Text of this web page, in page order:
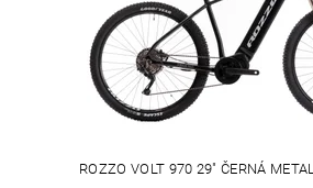
ROZZO VOLT 970 29" ČERNÁ